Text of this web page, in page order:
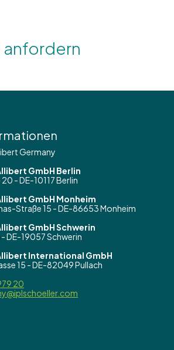
Germany
GmbH Berlin
- DE-10117 Berlin
GmbH Monheim
Straße 15 - DE-86653 Monheim
GmbH Schwerin
DE-19057 Schwerin
International GmbH
15 - DE-82049 Pullach
20